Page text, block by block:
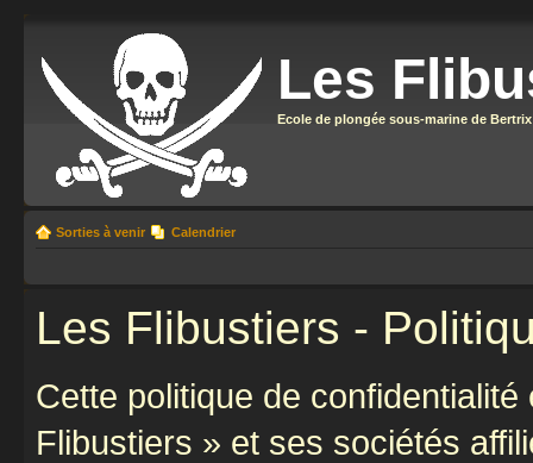
Les
Ecole de plongée sous-marine de Bertrix
Sorties à venir Calendrier
Les Flibustiers -
Cette politique de
Flibustiers » et ses sociétés